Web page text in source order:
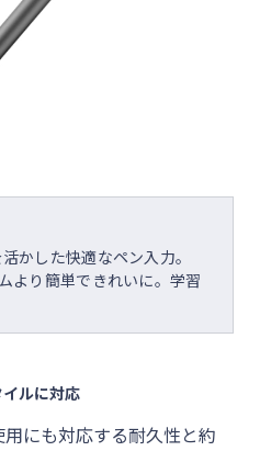
かした快適なペン入力。
より簡単できれいに。学習
ルに対応
にも対応する耐久性と約